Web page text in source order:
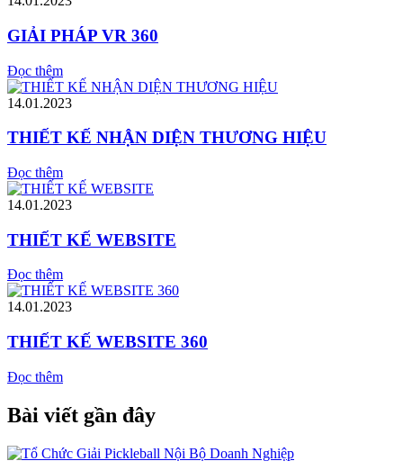
GIẢI PHÁP VR 360
Đọc thêm
14.01.2023
THIẾT KẾ NHẬN DIỆN THƯƠNG HIỆU
Đọc thêm
14.01.2023
THIẾT KẾ WEBSITE
Đọc thêm
14.01.2023
THIẾT KẾ WEBSITE 360
Đọc thêm
Bài viết gần đây